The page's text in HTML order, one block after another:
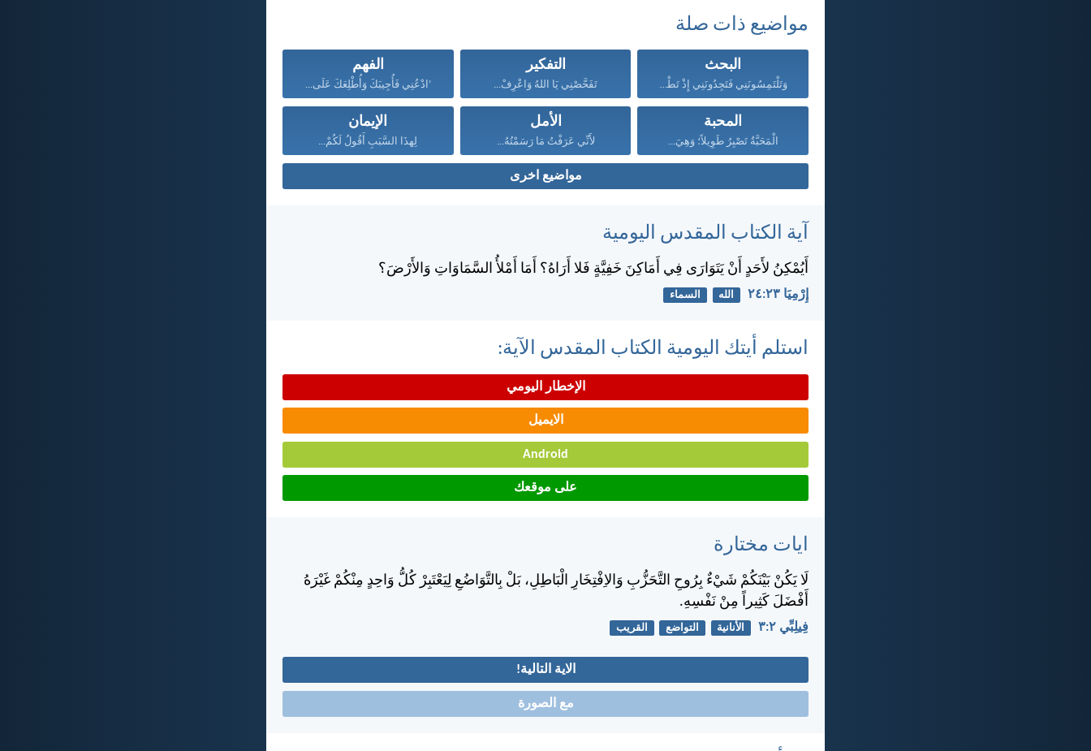
مواضيع ذات صلة
البحث
وَتَلْتَمِسُونَنِي فَتَجِدُونَنِي إِذْ تَطْلُبُونَنِي...
التفكير
تَفَحَّصْنِي يَا اللهُ وَاعْرِفْ...
الفهم
’ادْعُنِي فَأُجِيبَكَ وَأُطْلِعَكَ عَلَى...
المحبة
الْمَحَبَّةُ تَصْبِرُ طَوِيلاً؛ وَهِيَ...
الأمل
لأَنِّي عَرَفْتُ مَا رَسَمْتُهُ...
الإيمان
لِهذَا السَّبَبِ أَقُولُ لَكُمْ...
مواضيع اخرى
آية الكتاب المقدس اليومية
أَيُمْكِنُ لأَحَدٍ أَنْ يَتَوَارَى فِي أَمَاكِنَ خَفِيَّةٍ فَلا أَرَاهُ؟ أَمَا أَمْلأُ السَّمَاوَاتِ وَالأَرْضَ؟
إِرْمِيَا ٢٣:‏٢٤ الله السماء
استلم أيتك اليومية الكتاب المقدس الآية:
الإخطار اليومي
الايميل
Android
على موقعك
ايات مختارة
لَا يَكُنْ بَيْنَكُمْ شَيْءٌ بِرُوحِ التَّحَزُّبِ وَالاِفْتِخَارِ الْبَاطِلِ، بَلْ بِالتَّوَاضُعِ لِيَعْتَبِرْ كُلُّ وَاحِدٍ مِنْكُمْ غَيْرَهُ
أَفْضَلَ كَثِيراً مِنْ نَفْسِهِ.
فِيلِبِّي ٢:‏٣ الأنانية التواضع القريب
الاية التالية!
مع الصورة